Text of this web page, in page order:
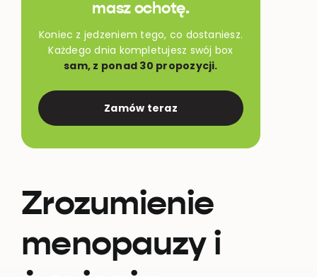
masz ochotę.
Koniec z jedzeniem tego, co dostaniesz.
Każdego dnia kompletujesz swój box
sam, z ponad 30 propozycji.
Zamów teraz
Zrozumienie
menopauzy i